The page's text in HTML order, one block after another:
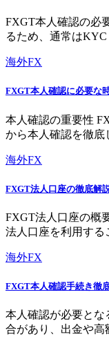
FXGT本人確認の必
るため、通常はKYC
海外FX
FXGT本人確認に必要な
本人確認の重要性
から本人確認を徹底
海外FX
FXGT法人口座の徹底解
FXGT法人口座の概
法人口座を利用する
海外FX
FXGT本人確認手続き徹
本人確認が必要とな
合があり、出金や高